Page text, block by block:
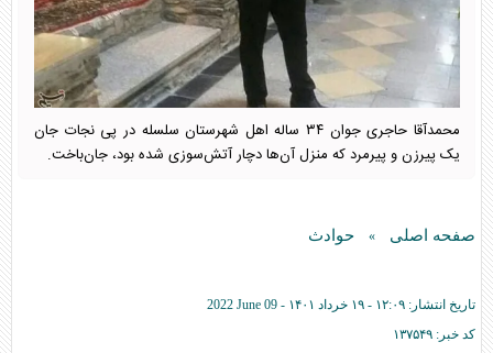
محمدآقا حاجری جوان ۳۴ ساله اهل شهرستان سلسله در پی نجات جان
یک پیرزن و پیرمرد که منزل آن‌ها دچار آتش‌سوزی شده بود، جان‌باخت.
صفحه اصلی » حوادث
تاریخ انتشار: ۱۲:۰۹ - ۱۹ خرداد ۱۴۰۱ -
2022 June 09
کد خبر: ۱۳۷۵۴۹